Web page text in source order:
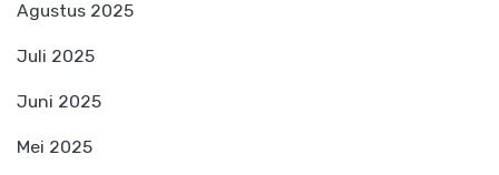
Agustus 2025
Juli 2025
Juni 2025
Mei 2025